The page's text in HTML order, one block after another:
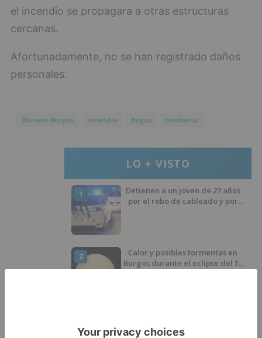
el incendio se propagara a otras estructuras
cercanas.
Afortunadamente, no se han registrado daños
personales.
Museos Burgos incendio Bugos bomberos
LO + VISTO
1
Detienen a un joven de 27 años
por el robo de cableado y por
2
Calor y posibles tormentas en
Burgos durante el eclipse del 12
refuerzo del Burgos CF para la
temporada 2026/27